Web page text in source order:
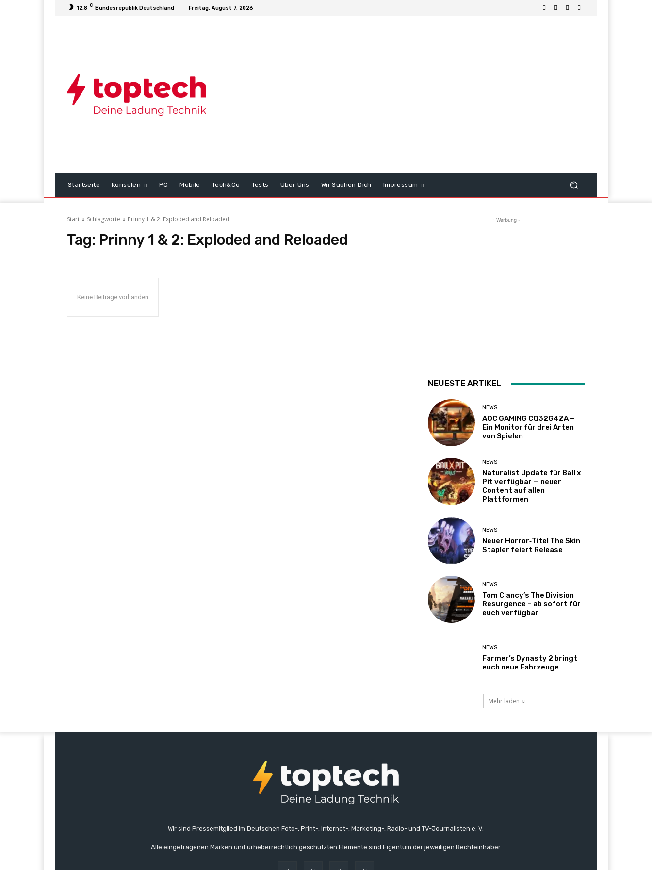
12.8 C Bundesrepublik Deutschland Freitag, August 7, 2026
Startseite Konsolen PC Mobile Tech&Co Tests Über Uns Wir Suchen Dich Impressum
Start Schlagworte Prinny 1 & 2: Exploded and Reloaded
Tag: Prinny 1 & 2: Exploded and Reloaded
Keine Beiträge vorhanden
- Werbung -
NEUESTE ARTIKEL
NEWS
AOC GAMING CQ32G4ZA –
Ein Monitor für drei Arten
von Spielen
NEWS
Naturalist Update für Ball x
Pit verfügbar — neuer
Content auf allen
Plattformen
NEWS
Neuer Horror‑Titel The Skin
Stapler feiert Release
NEWS
Tom Clancy’s The Division
Resurgence – ab sofort für
euch verfügbar
NEWS
Farmer’s Dynasty 2 bringt
euch neue Fahrzeuge
Mehr laden
Wir sind Pressemitglied im Deutschen Foto-, Print-, Internet-, Marketing-, Radio- und TV-Journalisten e. V.
Alle eingetragenen Marken und urheberrechtlich geschützten Elemente sind Eigentum der jeweiligen Rechteinhaber.